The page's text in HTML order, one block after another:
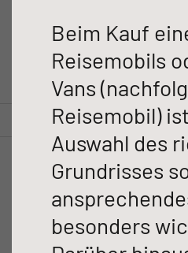
GLOBEBUS ACTIVE
Integriert
NEU
Entdecken Konfigurieren
Beim Kauf
Reisemobils
Vans
Reisemobil)
Auswahl des
Grundrisses
besonders